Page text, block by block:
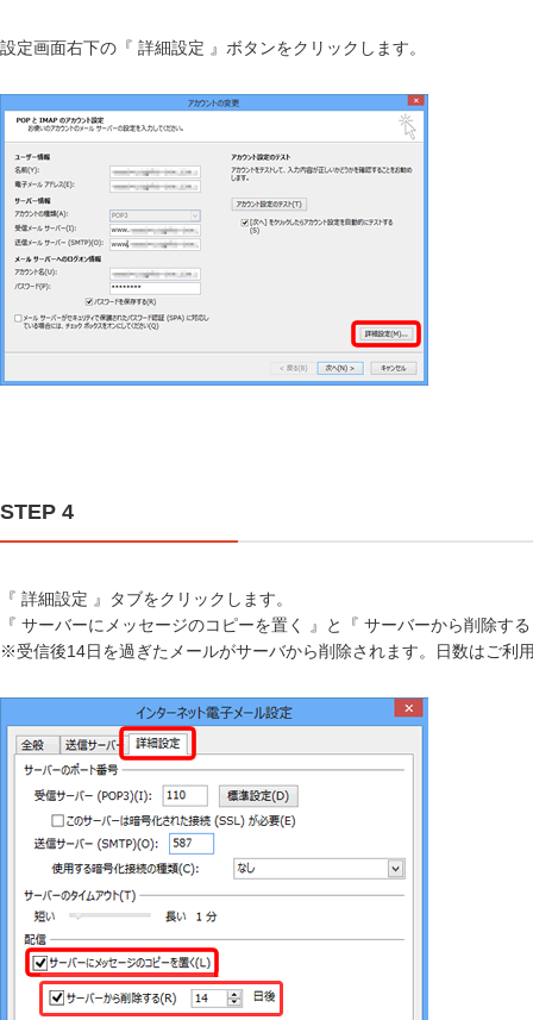
設定画面右下の『 詳細設定 』ボタンをクリックします。
STEP 4
『 詳細設定 』タブをクリックします。
『 サーバーにメッセージのコピーを置く 』と『 サーバーから削除す
※受信後14日を過ぎたメールがサーバから削除されます。日数はご利